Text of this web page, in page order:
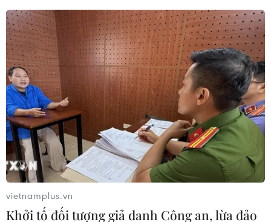
vietnamplus.vn
Khởi tố đối tượng giả danh Công an, lừa đảo